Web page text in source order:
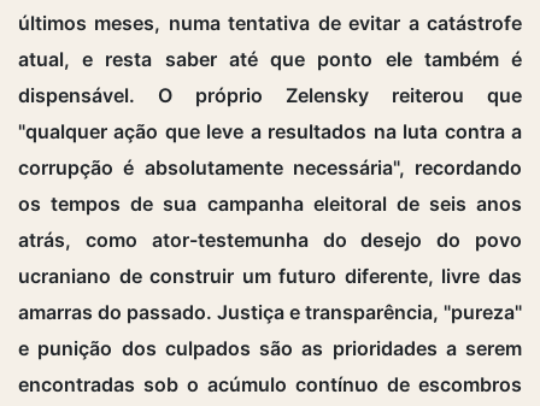
últimos meses, numa tentativa de evitar a catástrofe
atual, e resta saber até que ponto ele também é
dispensável. O próprio Zelensky reiterou que
"qualquer ação que leve a resultados na luta contra a
corrupção é absolutamente necessária", recordando
os tempos de sua campanha eleitoral de seis anos
atrás, como ator-testemunha do desejo do povo
ucraniano de construir um futuro diferente, livre das
amarras do passado. Justiça e transparência, "pureza"
e punição dos culpados são as prioridades a serem
encontradas sob o acúmulo contínuo de escombros